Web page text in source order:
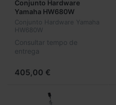
Conjunto Hardware
Yamaha HW680W
Conjunto Hardware Yamaha
HW680W
Consultar tempo de
entrega
405,00 €